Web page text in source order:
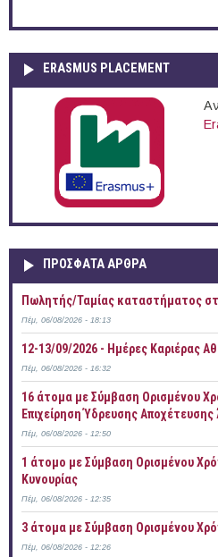
ERASMUS PLACEMENT
ΠΡOΣΦΑΤΑ AΡΘΡΑ
Πωλητής/Ταμίας καταστήματος
Πέμ, 06/08/2026 - 18:13
12-13/09/2026 - Ημέρες Καριέρας
Πέμ, 06/08/2026 - 16:32
16 άτομα με Σύμβαση Ορισμένου
Επιχείρηση Ύδρευσης
Πέμ, 06/08/2026 - 12:50
1 άτομο με Σύμβαση Ορισμένου
Κυνουρίας
Πέμ, 06/08/2026 - 12:35
3 άτομα με Σύμβαση Ορισμένου
Πέμ, 06/08/2026 - 12:26